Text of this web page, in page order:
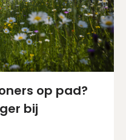
op pad?
bij